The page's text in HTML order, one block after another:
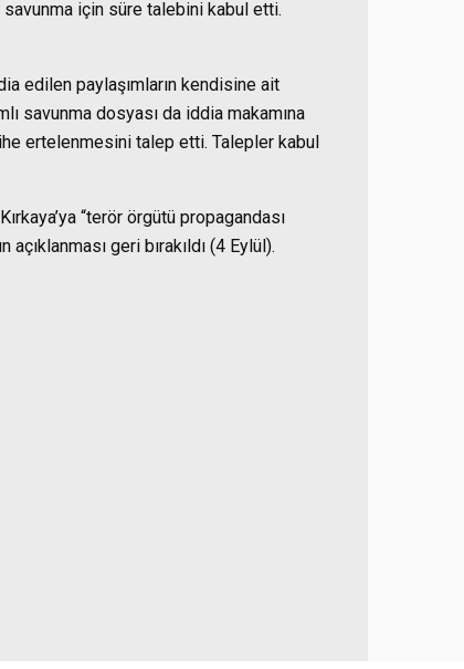
savunma için süre talebini kabul etti.
edilen paylaşımların kendisine ait
savunma dosyası da iddia makamına
ertelenmesini talep etti. Talepler kabul
“terör örgütü propagandası
geri bırakıldı (4 Eylül).